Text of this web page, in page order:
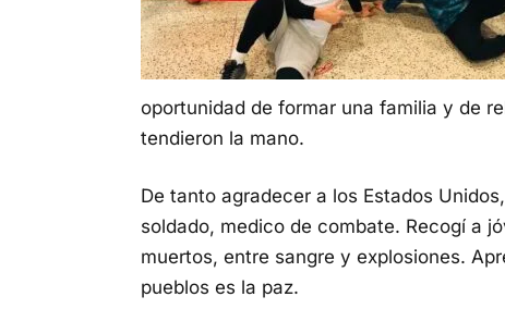
oportunidad de formar una familia y de
tendieron la mano.
De tanto agradecer a los Estados
soldado, medico de combate. Recogí a
muertos, entre sangre y explosiones.
pueblos es la paz.